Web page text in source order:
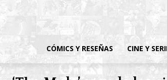
CÓMICS Y RESEÑAS CINE Y